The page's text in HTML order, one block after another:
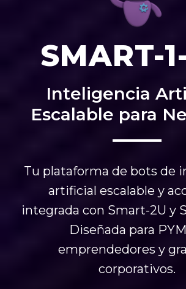
SMART-
Inteligencia
Escalable para
Tu plataforma de bots de
artificial escalable y
integrada con Smart-2U y
Diseñada para
emprendedores y
corporativos.